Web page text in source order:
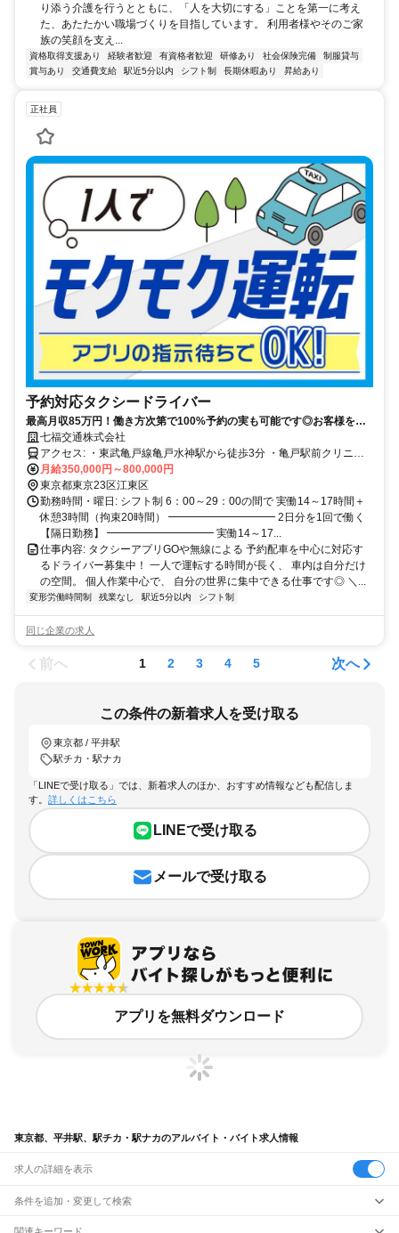
り添う介護を行うとともに、「人を大切にする」ことを第一に考え
た、あたたかい職場づくりを目指しています。 利用者様やそのご家
族の笑顔を支え...
資格取得支援あり 経験者歓迎 有資格者歓迎 研修あり 社会保険完備
制服貸与
賞与あり
交通費支給 駅近5分以内 シフト制 長期休暇あり 昇給あり
正社員
予約対応タクシードライバー
最高月収85万円！働き方次第で100%予約の実も可能です◎お客様を探
して走り回る必要は一切ナシ！
七福交通株式会社
アクセス: ・東武亀戸線亀戸水神駅から徒歩3分 ・亀戸駅前クリニッ
クから車で7分 ・都立江東商業高等学校から徒歩4分 ★車通勤ＯＫ、
自転車通勤OK、バイク通勤OK ★駐車場あり 江戸川区、墨田区、足
立区、千葉県市川市など 近隣から通うドライバーも在籍。 中には、1
時間かけて車で通勤している方もいます。
月給350,000円～800,000円
東京都東京23区江東区
勤務時間・曜日: シフト制 6：00～29：00の間で 実働14～17時間＋
休憩3時間（拘束20時間） ━━━━━━━━━━ 2日分を1回で働く
【隔日勤務】 ━━━━━━━━━━ 実働14～17...
仕事内容: タクシーアプリGOや無線による 予約配車を中心に対応す
るドライバー募集中！ 一人で運転する時間が長く、 車内は自分だけ
の空間。 個人作業中心で、 自分の世界に集中できる仕事です◎ ＼...
変形労働時間制 残業なし 駅近5分以内 シフト制
同じ企業の求人
前へ 1 2 3 4 5 次へ
この条件の新着求人を受け取る
東京都 / 平井駅
駅チカ・駅ナカ
「LINEで受け取る」では、新着求人のほか、おすすめ情報なども配信しま
す。 詳しくはこちら
LINEで受け取る
メールで受け取る
アプリを無料ダウンロード
東京都、平井駅、駅チカ・駅ナカのアルバイト・バイト求人情報
求人の詳細を表示
条件を追加・変更して検索
市区町村を追加・変更